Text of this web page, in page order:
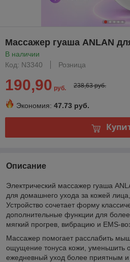
Массажер гуаша ANLAN
В наличии
Код: N3340
Розница
190,90 руб. 238,63 руб.
Экономия: 47.73 руб.
Описание
Электрический массажер гуаша
для домашнего ухода за кожей
Устройство сочетает форму
дополнительные функции для
мягкий прогрев, вибрацию и EMS-
Массажер помогает расслабить
ощущение тонуса кожи, уменьшить
ежедневный уход более приятным